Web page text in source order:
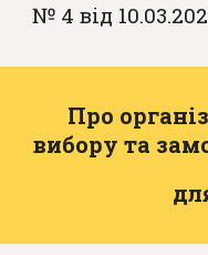
№ 4 від
Про
вибору та